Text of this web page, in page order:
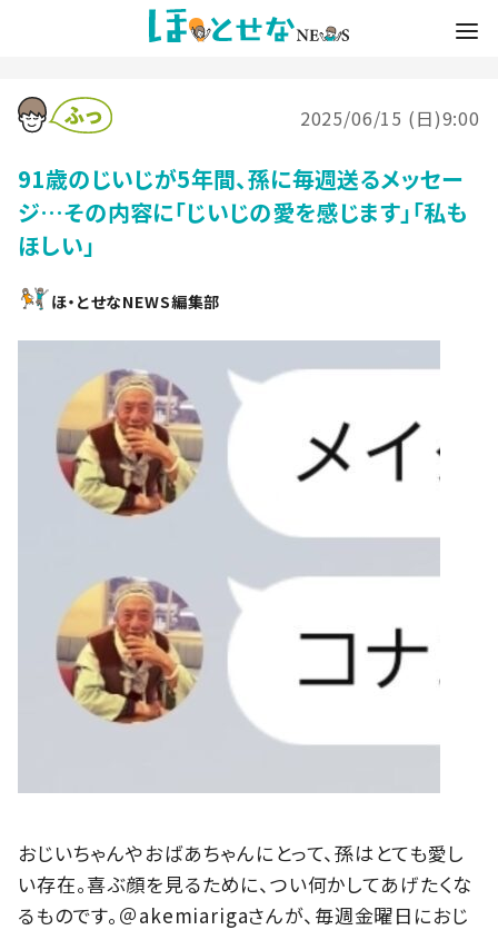
2025/06/15 (日)9:00
91歳のじいじが5年間、孫に毎週送るメッセー
ジ…その内容に「じいじの愛を感じます」「私も
ほしい」
ほ・とせなNEWS編集部
おじいちゃんやおばあちゃんにとって、孫はとても愛し
い存在。喜ぶ顔を見るために、つい何かしてあげたくな
るものです。＠akemiarigaさんが、毎週金曜日におじ